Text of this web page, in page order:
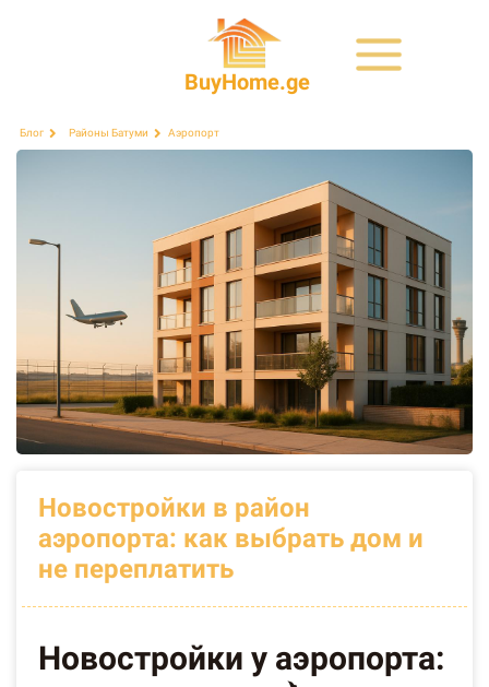
BuyHome.ge
Блог Районы Батуми Аэропорт
Новостройки в район
аэропорта: как выбрать дом и
не переплатить
Новостройки у аэропорта: